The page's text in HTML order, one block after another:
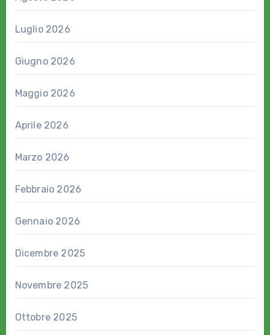
Luglio 2026
Giugno 2026
Maggio 2026
Aprile 2026
Marzo 2026
Febbraio 2026
Gennaio 2026
Dicembre 2025
Novembre 2025
Ottobre 2025